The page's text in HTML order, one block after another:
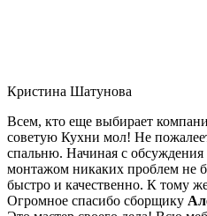
Кристина Шатунова
Всем, кто еще выбирает
советую Кухни мол! Не
спальню. Начиная с обсуждения
монтажом никаких проблем не
быстро и качественно. К тому
Огромное спасибо сборщику